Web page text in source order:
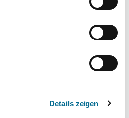
Details zeigen
✔ - -
- -